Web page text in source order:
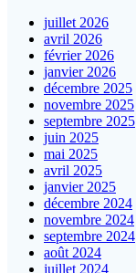
juillet 2026
avril 2026
février 2026
janvier 2026
décembre 2025
novembre 2025
septembre 2025
juin 2025
mai 2025
avril 2025
janvier 2025
décembre 2024
novembre 2024
septembre 2024
août 2024
juillet 2024